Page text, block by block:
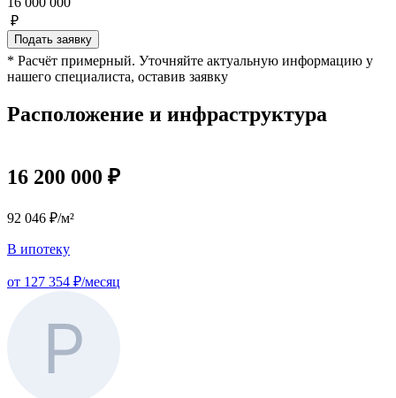
₽
Подать заявку
* Расчёт примерный. Уточняйте актуальную информацию у
нашего специалиста, оставив заявку
Расположение и инфраструктура
16 200 000 ₽
92 046 ₽/м²
В ипотеку
от 127 354 ₽/месяц